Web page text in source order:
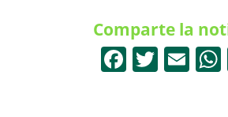
Comparte la
F T E